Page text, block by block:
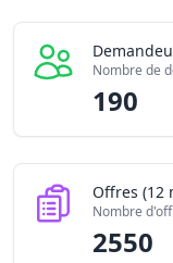
Indice de tension
Nombre de
190
Offres (12
Nombre
2550